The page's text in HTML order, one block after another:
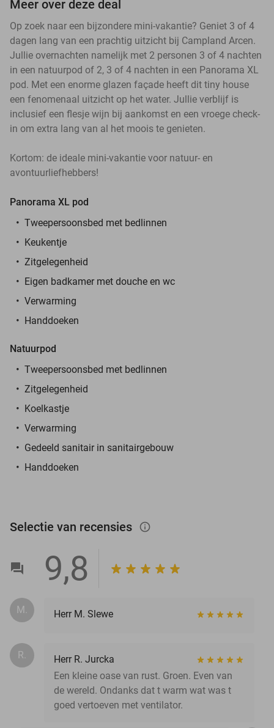
Meer over deze deal
Op zoek naar een bijzondere mini-vakantie? Geniet 3 of 4
dagen lang van een prachtig uitzicht bij Campland Arcen.
Jullie overnachten namelijk met 2 personen 3 of 4 nachten
in een natuurpod of 2, 3 of 4 nachten in een Panorama XL
pod. Met een enorme glazen façade heeft dit tiny house
een fenomenaal uitzicht op het water. Jullie verblijf is
inclusief een flesje wijn bij aankomst en een vroege check-
in om extra lang van al het moois te genieten.
Kortom: de ideale mini-vakantie voor natuur- en
avontuurliefhebbers!
Panorama XL pod
Tweepersoonsbed met bedlinnen
Keukentje
Zitgelegenheid
Eigen badkamer met douche en wc
Verwarming
Handdoeken
Natuurpod
Tweepersoonsbed met bedlinnen
Zitgelegenheid
Koelkastje
Verwarming
Gedeeld sanitair in sanitairgebouw
Handdoeken
Selectie van recensies info_outlined
9,8
M. Herr M. Slewe
R.
Herr R. Jurcka
Een kleine oase van rust. Groen. Even van
de wereld. Ondanks dat t warm wat was t
goed vertoeven met ventilator.